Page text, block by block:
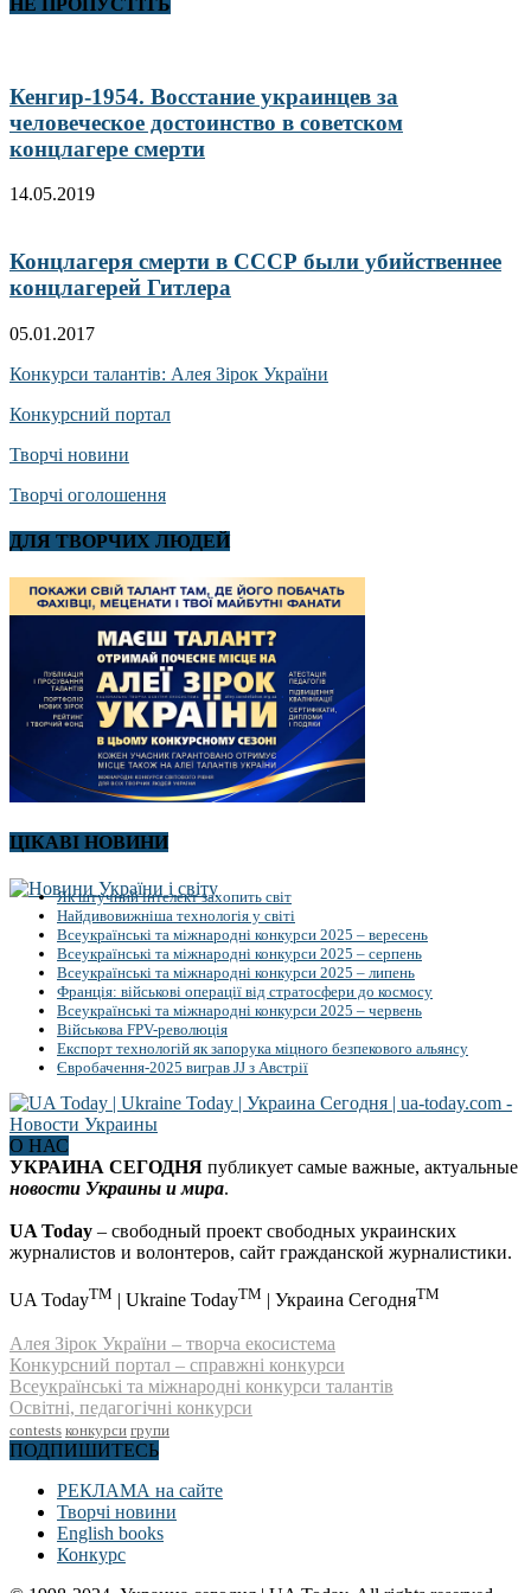
Кенгир-1954. Восстание украинцев за
человеческое достоинство в советском
концлагере смерти
14.05.2019
Концлагеря смерти в СССР были убийственнее
концлагерей Гитлера
05.01.2017
Конкурси талантів: Алея Зірок України
Конкурсний портал
Творчі новини
Творчі оголошення
ДЛЯ ТВОРЧИХ ЛЮДЕЙ
ЦІКАВІ НОВИНИ
Як штучний інтелект захопить світ
Найдивовижніша технологія у світі
Всеукраїнські та міжнародні конкурси 2025 – вересень
Всеукраїнські та міжнародні конкурси 2025 – серпень
Всеукраїнські та міжнародні конкурси 2025 – липень
Франція: військові операції від стратосфери до космосу
Всеукраїнські та міжнародні конкурси 2025 – червень
Військова FPV-революція
Експорт технологій як запорука міцного безпекового альянсу
Євробачення-2025 виграв JJ з Австрії
О НАС
УКРАИНА СЕГОДНЯ публикует самые важные, актуальные
новости Украины и мира.
UA Today – свободный проект свободных украинских
журналистов и волонтеров, сайт гражданской журналистики.
UA TodayTM | Ukraine TodayTM | Украина СегодняTM
Алея Зірок України – творча екосистема
Конкурсний портал – справжні конкурси
Всеукраїнські та міжнародні конкурси талантів
Освітні, педагогічні конкурси
contests конкурси групи
ПОДПИШИТЕСЬ
РЕКЛАМА на сайте
Творчі новини
English books
Конкурс